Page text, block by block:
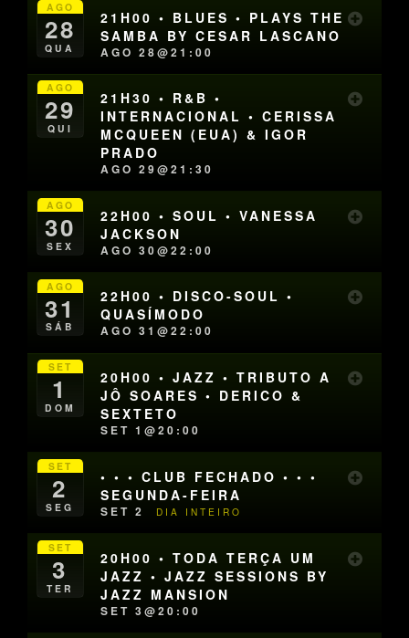
AGO
28
QUA
21H00 • BLUES • PLAYS THE
SAMBA BY CESAR LASCANO
AGO 28@21:00
AGO
29
QUI
21H30 • R&B •
INTERNACIONAL • CERISSA
MCQUEEN (EUA) & IGOR
PRADO
AGO 29@21:30
AGO
30
SEX
22H00 • SOUL • VANESSA
JACKSON
AGO 30@22:00
AGO
31
SÁB
22H00 • DISCO-SOUL •
QUASÍMODO
AGO 31@22:00
SET
1
DOM
20H00 • JAZZ • TRIBUTO A
JÔ SOARES • DERICO &
SEXTETO
SET 1@20:00
SET
2
SEG
• • • CLUB FECHADO • • •
SEGUNDA-FEIRA
SET 2 DIA INTEIRO
SET
3
TER
20H00 • TODA TERÇA UM
JAZZ • JAZZ SESSIONS BY
JAZZ MANSION
SET 3@20:00